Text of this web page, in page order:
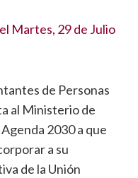
el Martes, 29 de Julio
de Personas
al Ministerio de
2030 a que
a su
de la Unión